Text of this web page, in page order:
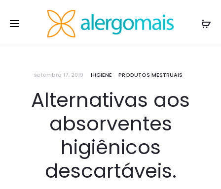
setembro 17, 2019 HIGIENE PRODUTOS MESTRUAIS
Alternativas aos
absorventes
higiênicos
descartáveis.